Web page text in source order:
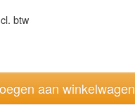
btw
aan winkelwagen